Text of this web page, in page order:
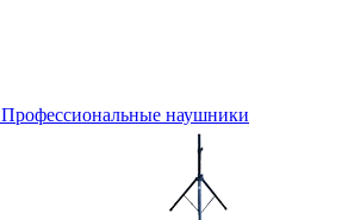
Профессиональные наушники